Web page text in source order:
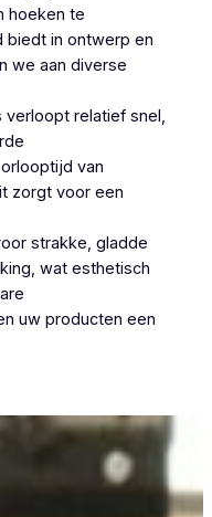
hoeken te
biedt in ontwerp en
we aan diverse
relatief snel,
van
zorgt voor een
strakke, gladde
wat esthetisch
uw producten een